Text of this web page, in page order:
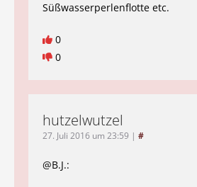
Süßwasserperlenflotte etc.
0
0
hutzelwutzel
27. Juli 2016 um 23:59 | #
@B.J.: